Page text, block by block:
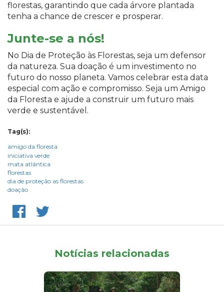
florestas, garantindo que cada árvore plantada
tenha a chance de crescer e prosperar.
Junte-se a nós!
No Dia de Proteção às Florestas, seja um defensor
da natureza. Sua doação é um investimento no
futuro do nosso planeta. Vamos celebrar esta data
especial com ação e compromisso. Seja um Amigo
da Floresta e ajude a construir um futuro mais
verde e sustentável.
Tag(s):
amigo da floresta
iniciativa verde
mata atlântica
florestas
dia de proteção as florestas
doação
Notícias relacionadas